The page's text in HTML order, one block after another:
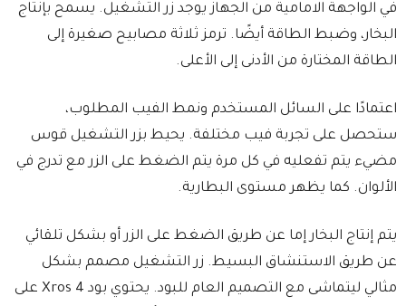
في الواجهة الامامية من الجهاز يوجد زر التشغيل. يسمح بإنتاج
البخار، وضبط الطاقة أيضًا. ترمز ثلاثة مصابيح صغيرة إلى
الطاقة المختارة من الأدنى إلى الأعلى.
اعتمادًا على السائل المستخدم ونمط الفيب المطلوب،
ستحصل على تجربة فيب مختلفة. يحيط بزر التشغيل قوس
مضيء يتم تفعليه في كل مرة يتم الضغط على الزر مع تدرج في
الألوان. كما يظهر مستوى البطارية.
يتم إنتاج البخار إما عن طريق الضغط على الزر أو بشكل تلقائي
عن طريق الاستنشاق البسيط. زر التشغيل مصمم بشكل
مثالي ليتماشى مع التصميم العام للبود. يحتوي بود Xros 4 على